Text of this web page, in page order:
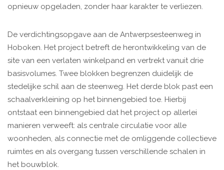
opnieuw opgeladen, zonder haar karakter te verliezen.
De verdichtingsopgave aan de Antwerpsesteenweg in
Hoboken. Het project betreft de herontwikkeling van de
site van een verlaten winkelpand en vertrekt vanuit drie
basisvolumes. Twee blokken begrenzen duidelijk de
stedelijke schil aan de steenweg. Het derde blok past een
schaalverkleining op het binnengebied toe. Hierbij
ontstaat een binnengebied dat het project op allerlei
manieren verweeft: als centrale circulatie voor alle
woonheden, als connectie met de omliggende collectieve
ruimtes en als overgang tussen verschillende schalen in
het bouwblok.